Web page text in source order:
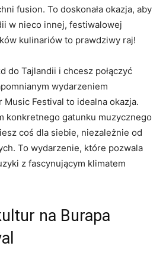
fusion. ‍To doskonała okazja, aby
w nieco innej, festiwalowej
kulinariów to prawdziwy⁤ raj!
do Tajlandii i chcesz‍ połączyć
wydarzeniem
Music Festival⁤ to idealna okazja.
konkretnego​ gatunku muzycznego
coś dla siebie,​ niezależnie od
To wydarzenie, które pozwala
z fascynującym klimatem
na Burapa